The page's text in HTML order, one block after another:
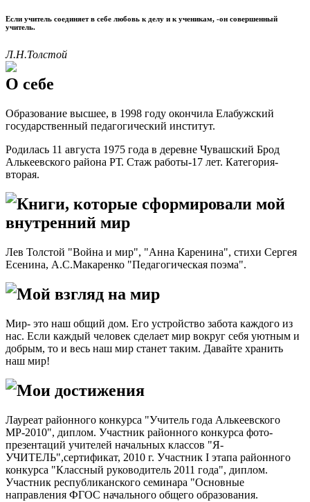
Если учитель соединяет в себе любовь к делу и к ученикам, -он совершенный
учитель.
Л.Н.Толстой
О себе
Образование высшее, в 1998 году окончила Елабужский
государственный педагогический институт.
Родилась 11 августа 1975 года в деревне Чувашский Брод
Алькеевского района РТ. Стаж работы-17 лет. Категория-
вторая.
Книги, которые сформировали мой
внутренний мир
Лев Толстой "Война и мир", "Анна Каренина", стихи Сергея
Есенина, А.С.Макаренко "Педагогическая поэма".
Мой взгляд на мир
Мир- это наш общий дом. Его устройство забота каждого из
нас. Если каждый человек сделает мир вокруг себя уютным и
добрым, то и весь наш мир станет таким. Давайте хранить
наш мир!
Мои достижения
Лауреат районного конкурса "Учитель года Алькеевского
МР-2010", диплом. Участник районного конкурса фото-
презентаций учителей начальных классов "Я-
УЧИТЕЛЬ",сертификат, 2010 г. Участник I этапа районного
конкурса "Классный руководитель 2011 года", диплом.
Участник республиканского семинара "Основные
направления ФГОС начального общего образования.